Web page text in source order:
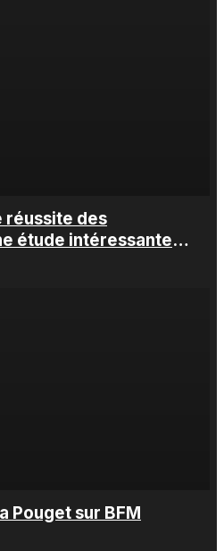
réussite des
étude intéressante
Pouget sur BFM